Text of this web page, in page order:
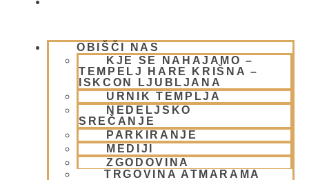
OBIŠČI NAS
KJE SE NAHAJAMO –
TEMPELJ HARE KRIŠNA –
ISKCON LJUBLJANA
URNIK TEMPLJA
NEDELJSKO
SREČANJE
PARKIRANJE
MEDIJI
ZGODOVINA
TRGOVINA ATMARAMA
Obisk NM Priti Vardhane prabhuja-
PROGRAM obiska
26 marca, 2009